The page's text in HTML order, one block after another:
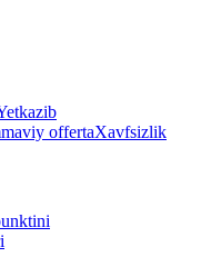
offertaXavfsizlik